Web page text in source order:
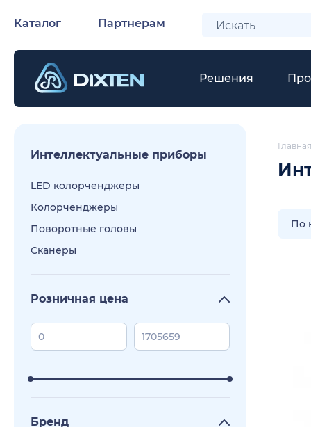
Каталог Партнерам
Решения
Интеллектуальные приборы
LED колорченджеры
Колорченджеры
Поворотные головы
Сканеры
Розничная цена
Бренд
По